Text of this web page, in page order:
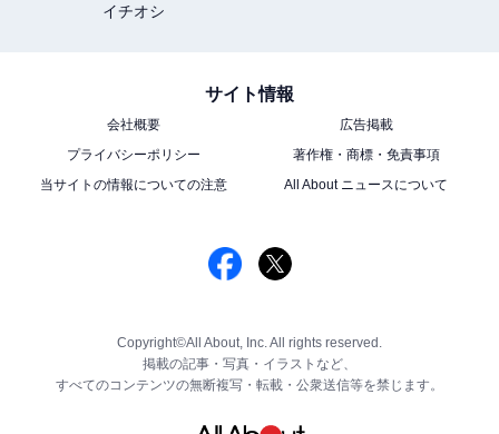
イチオシ
サイト情報
会社概要
広告掲載
プライバシーポリシー
著作権・商標・免責事項
当サイトの情報についての注意
All About ニュースについて
Copyright©All About, Inc. All rights reserved.
掲載の記事・写真・イラストなど、
すべてのコンテンツの無断複写・転載・公衆送信等を禁じます。